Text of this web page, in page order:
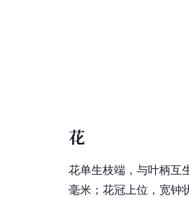
花
花单生枝端，与叶柄互
毫米；花冠上位，宽钟